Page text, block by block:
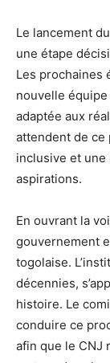
Le lancement
une étape
Les prochaines
nouvelle
adaptée aux
attendent de ce
inclusive et
aspirations.
En ouvrant la
gouvernement
togolaise.
décennies,
histoire. Le
conduire ce
afin que le CNJ